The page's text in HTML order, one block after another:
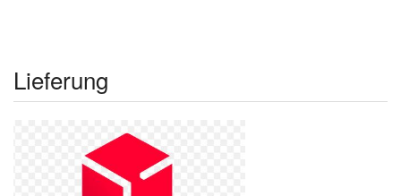
Lieferung